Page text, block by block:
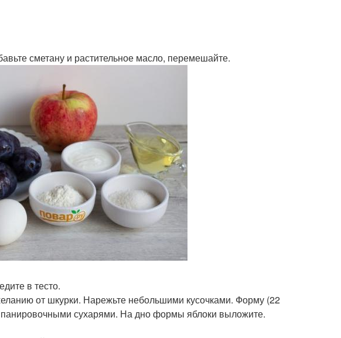
сметану и растительное масло, перемешайте.
в тесто.
от шкурки. Нарежьте небольшими кусочками. Форму (22
сухарями. На дно формы яблоки выложите.